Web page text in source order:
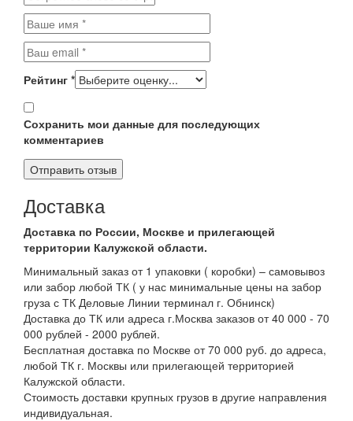
Рейтинг *
Сохранить мои данные для последующих
комментариев
Доставка
Доставка по России, Москве и прилегающей
территории Калужской области.
Минимальный заказ от 1 упаковки ( коробки) – самовывоз
или забор любой ТК ( у нас минимальные цены на забор
груза с ТК Деловые Линии терминал г. Обнинск)
Доставка до ТК или адреса г.Москва заказов от 40 000 - 70
000 рублей - 2000 рублей.
Бесплатная доставка по Москве от 70 000 руб. до адреса,
любой ТК г. Москвы или прилегающей территорией
Калужской области.
Стоимость доставки крупных грузов в другие направления
индивидуальная.